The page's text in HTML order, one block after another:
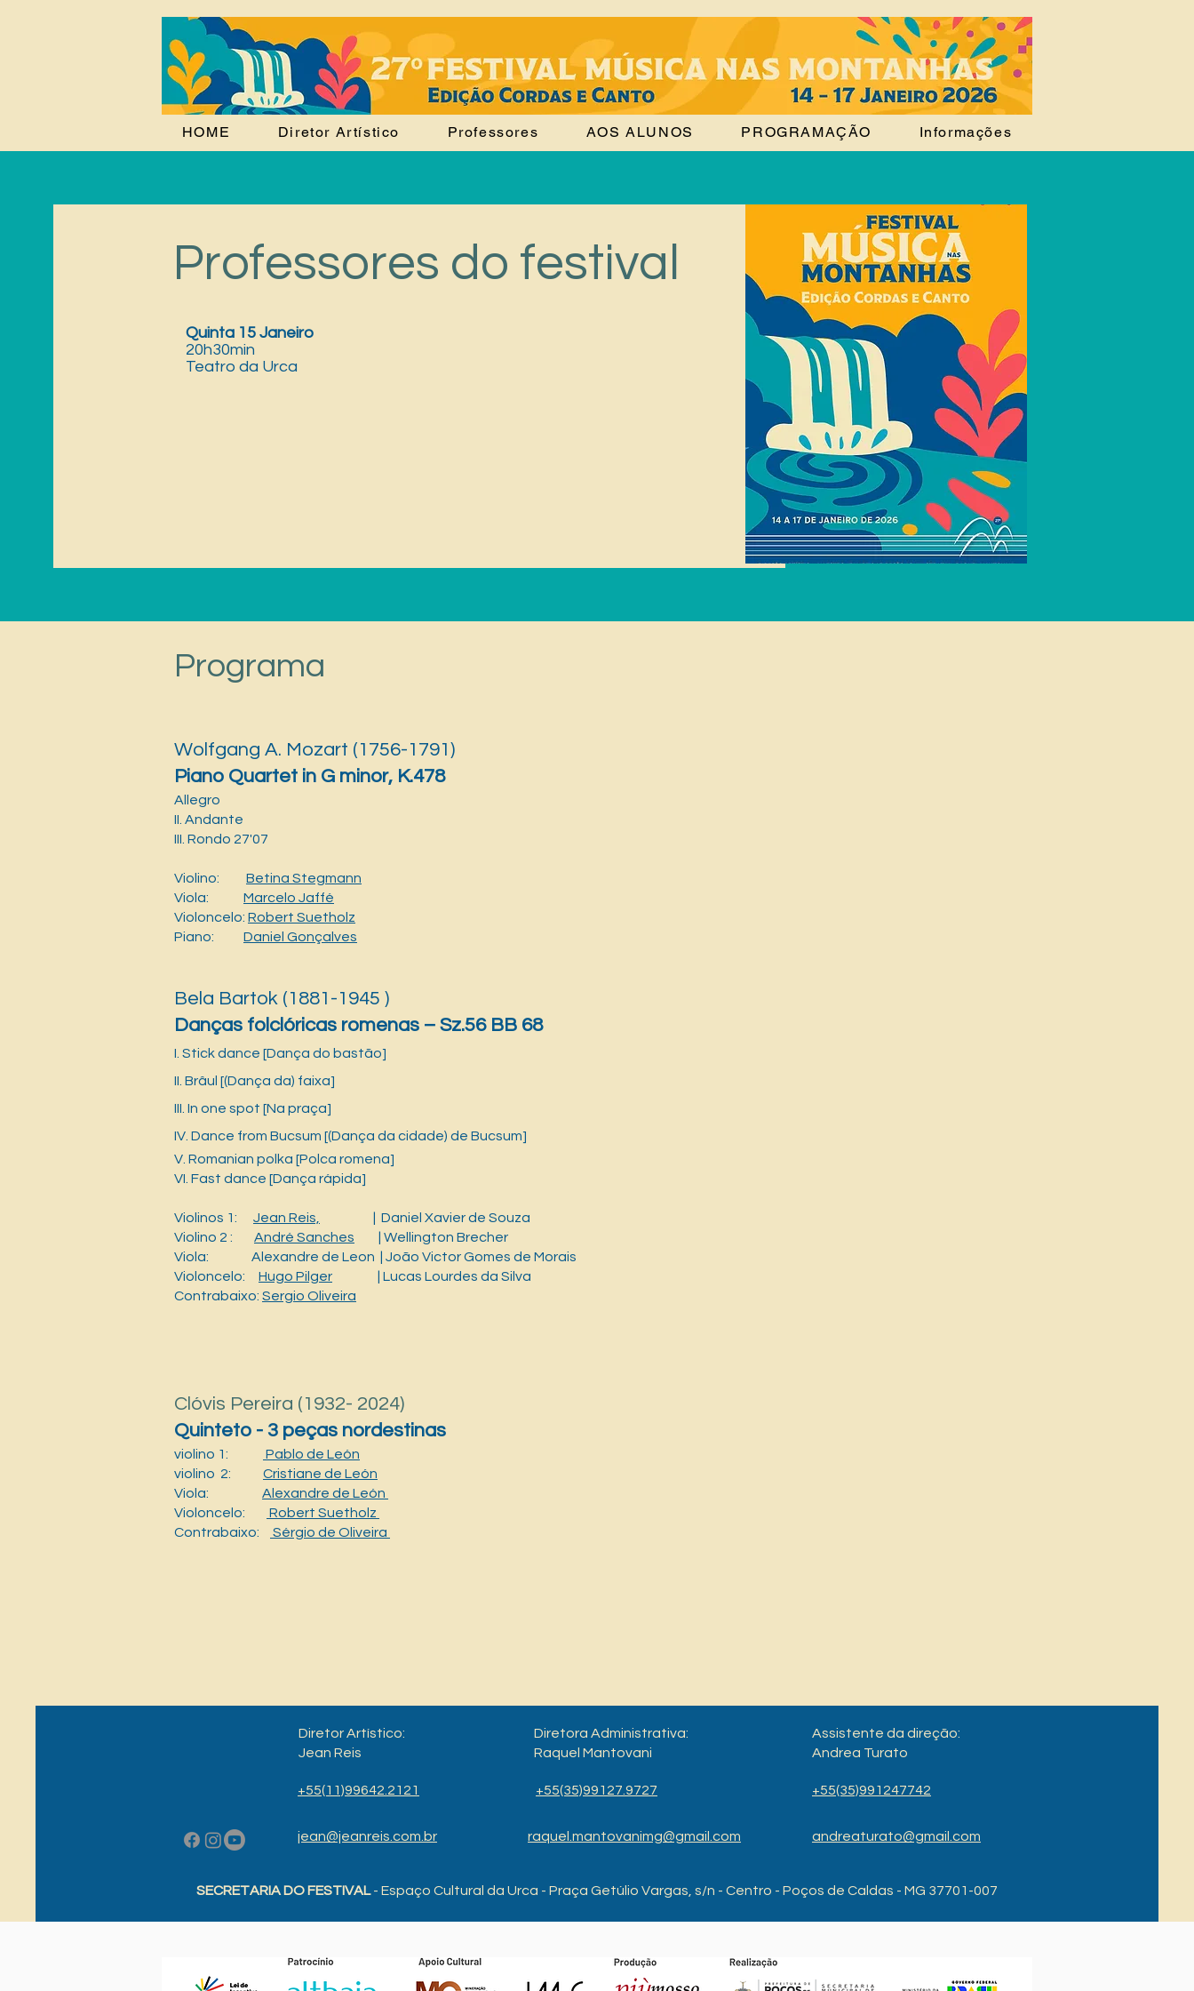
HOME Diretor Artístico Professores AOS ALUNOS PROGRAMAÇÃO Informações
Professores do festival
Quinta 15 Janeiro
20h30min
Teatro da Urca
Programa
Wolfgang A. Mozart (1756-1791)
Piano Quartet in G minor, K.478
Allegro
II. Andante
III. Rondo 27'07
Violino: Betina Stegmann
Viola: Marcelo Jaffé
Violoncelo: Robert Suetholz
Piano: Daniel Gonçalves
Bela Bartok (1881-1945 )
Danças folclóricas romenas – Sz.56 BB 68
I. Stick dance [Dança do bastão]
II. Brâul [(Dança da) faixa]
III. In one spot [Na praça]
IV. Dance from Bucsum [(Dança da cidade) de Bucsum]
V. Romanian polka [Polca romena]
VI. Fast dance [Dança rápida]
Violinos 1: Jean Reis,
| Daniel Xavier de Souza
Violino 2 : André Sanches | Wellington Brecher
Viola: Alexandre de Leon | João Victor Gomes de Morais
Violoncelo: Hugo Pilger | Lucas Lourdes da Silva
Contrabaixo: Sergio Oliveira
Clóvis Pereira (1932- 2024)
Quinteto - 3 peças nordestinas
violino 1:
Pablo de León
violino 2: Cristiane de León
Viola: Alexandre de León
Violoncelo:
Robert Suetholz
Contrabaixo:
Sérgio de Oliveira
Diretor Artístico:
Jean Reis
+55(11)99642.2121
jean@jeanreis.com.br
Diretora Administrativa:
Raquel Mantovani
+55(35)99127.9727
raquel.mantovanimg@gmail.com
Assistente da direção:
Andrea Turato
+55(35)991247742
andreaturato@gmail.com
SECRETARIA DO FESTIVAL- Espaço Cultural da Urca - Praça Getúlio Vargas, s/n - Centro - Poços de Caldas - MG 37701-007